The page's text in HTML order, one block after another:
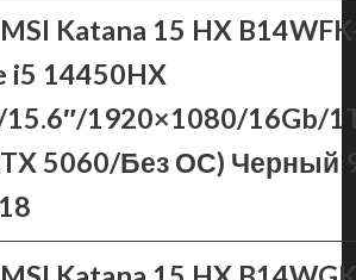
Katana 15 HX
i5 14450HX
1920×1080/16Gb/
5060/Без ОС) Черный